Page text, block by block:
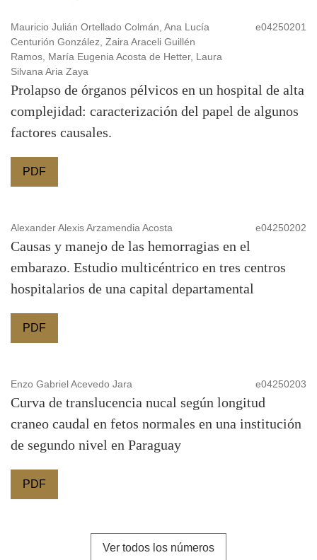
Mauricio Julián Ortellado Colmán, Ana Lucía
Centurión González, Zaira Araceli Guillén
Ramos, María Eugenia Acosta de Hetter, Laura
Silvana Aria Zaya
e04250201
Prolapso de órganos pélvicos en un hospital de alta
complejidad: caracterización del papel de algunos
factores causales.
PDF
Alexander Alexis Arzamendia Acosta e04250202
Causas y manejo de las hemorragias en el
embarazo. Estudio multicéntrico en tres centros
hospitalarios de una capital departamental
PDF
Enzo Gabriel Acevedo Jara e04250203
Curva de translucencia nucal según longitud
craneo caudal en fetos normales en una institución
de segundo nivel en Paraguay
PDF
Ver todos los números